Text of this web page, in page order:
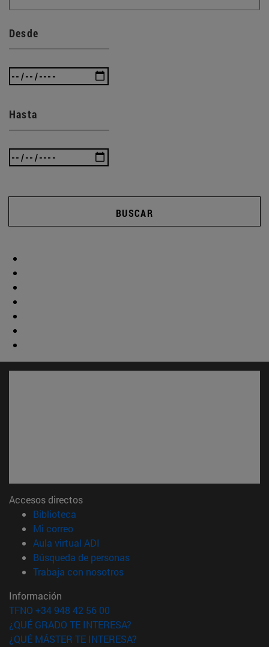
Desde
Hasta
BUSCAR
Accesos directos
Biblioteca
Mi correo(abre en nueva ventana)
Aula virtual ADI
Búsqueda de personas(abre en nueva ventana)
Trabaja con nosotros(abre en nueva ventana)
Información
TFNO +34 948 42 56 00
¿QUÉ GRADO TE INTERESA?
¿QUÉ MÁSTER TE INTERESA?